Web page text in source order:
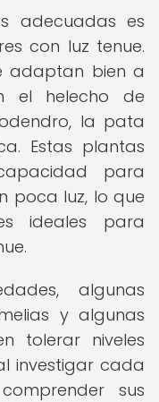
adecuadas es
con luz tenue.
adaptan bien a
el helecho de
la pata
Estas plantas
para
poca luz, lo que
ideales para
algunas
y algunas
tolerar niveles
investigar cada
sus